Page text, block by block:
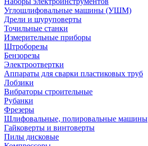
Углошлифовальные машины (УШМ)
Дрели и шуруповерты
Точильные станки
Измерительные приборы
Штроборезы
Бензорезы
Электроотвертки
Аппараты для сварки пластиковых труб
Лобзики
Вибраторы строительные
Рубанки
Фрезеры
Шлифовальные, полировальные машины
Гайковерты и винтоверты
Пилы дисковые